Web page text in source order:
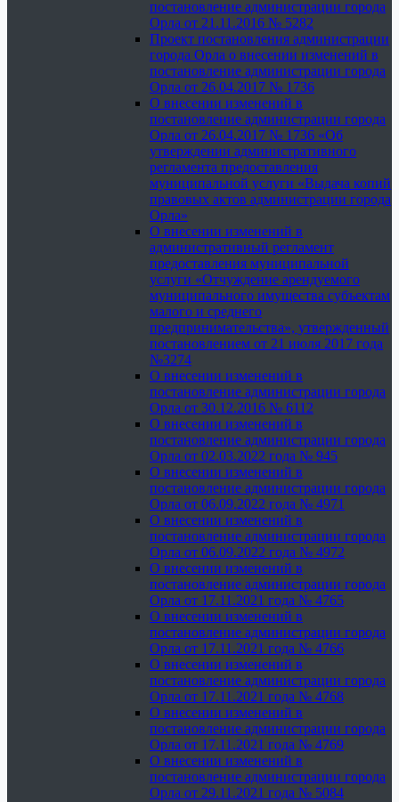
постановление администрации города
Орла от 21.11.2016 № 5282
Проект постановления администрации
города Орла о внесении изменений в
постановление администрации города
Орла от 26.04.2017 № 1736
О внесении изменений в
постановление администрации города
Орла от 26.04.2017 № 1736 «Об
утверждении административного
регламента предоставления
муниципальной услуги «Выдача копий
правовых актов администрации города
Орла»
О внесении изменений в
административный регламент
предоставления муниципальной
услуги «Отчуждение арендуемого
муниципального имущества субъектам
малого и среднего
предпринимательства», утвержденный
постановлением от 21 июля 2017 года
№3274
О внесении изменений в
постановление администрации города
Орла от 30.12.2016 № 6112
О внесении изменений в
постановление администрации города
Орла от 02.03.2022 года № 945
О внесении изменений в
постановление администрации города
Орла от 06.09.2022 года № 4971
О внесении изменений в
постановление администрации города
Орла от 06.09.2022 года № 4972
О внесении изменений в
постановление администрации города
Орла от 17.11.2021 года № 4765
О внесении изменений в
постановление администрации города
Орла от 17.11.2021 года № 4766
О внесении изменений в
постановление администрации города
Орла от 17.11.2021 года № 4768
О внесении изменений в
постановление администрации города
Орла от 17.11.2021 года № 4769
О внесении изменений в
постановление администрации города
Орла от 29.11.2021 года № 5084